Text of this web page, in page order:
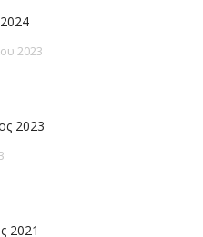
2023
2023
2021